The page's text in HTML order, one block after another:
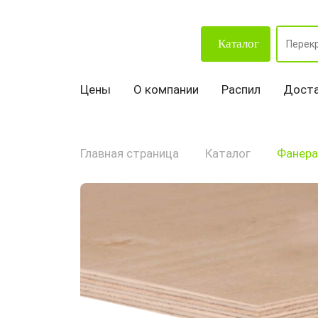
Каталог
Цены О компании Распил
Главная страница Каталог